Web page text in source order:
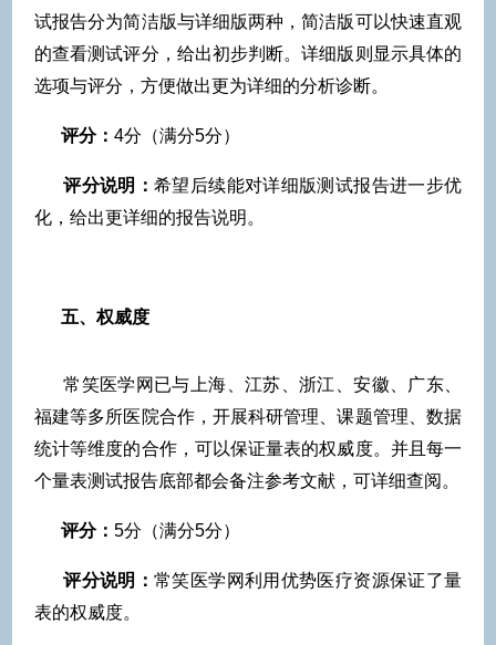
试报告分为简洁版与详细版两种，简洁版可以快速直观
的查看测试评分，给出初步判断。详细版则显示具体的
选项与评分，方便做出更为详细的分析诊断。
评分： 4分（满分5分）
评分说明：希望后续能对详细版测试报告进一步优
化，给出更详细的报告说明。
五、权威度
常笑医学网已与上海、江苏、浙江、安徽、广东、
福建等多所医院合作，开展科研管理、课题管理、数据
统计等维度的合作，可以保证量表的权威度。并且每一
个量表测试报告底部都会备注参考文献，可详细查阅。
评分： 5分（满分5分）
评分说明：常笑医学网利用优势医疗资源保证了量
表的权威度。